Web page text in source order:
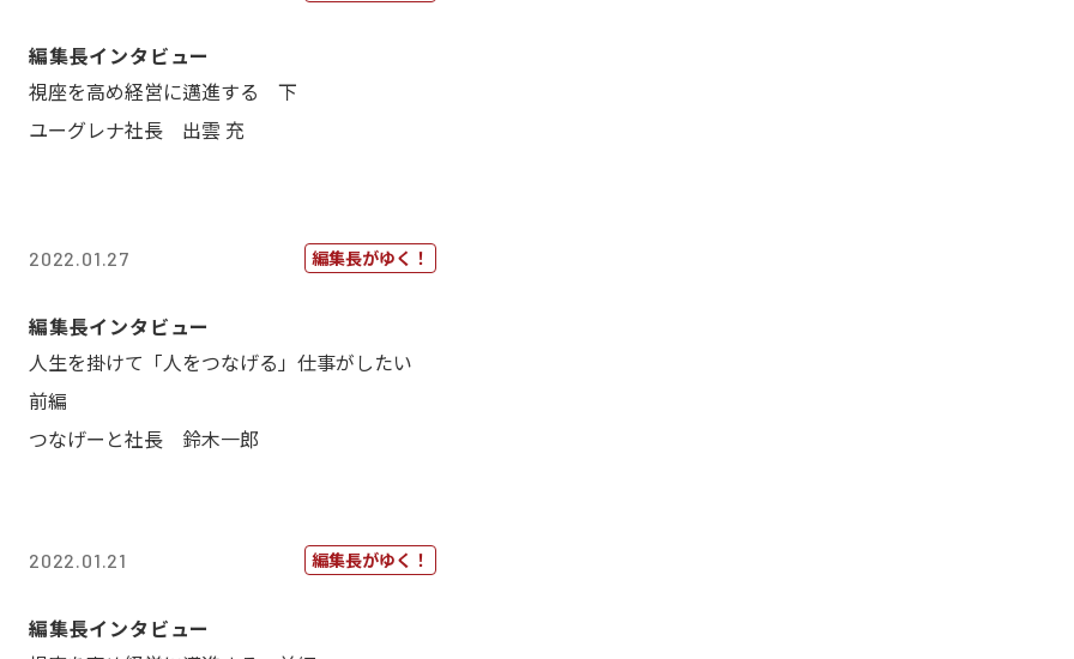
編集長インタビュー
視座を高め経営に邁進する 下
ユーグレナ社長 出雲 充
2022.01.27 編集長がゆく！
編集長インタビュー
人生を掛けて「人をつなげる」仕事がしたい
前編
つなげーと社長 鈴木一郎
2022.01.21 編集長がゆく！
編集長インタビュー